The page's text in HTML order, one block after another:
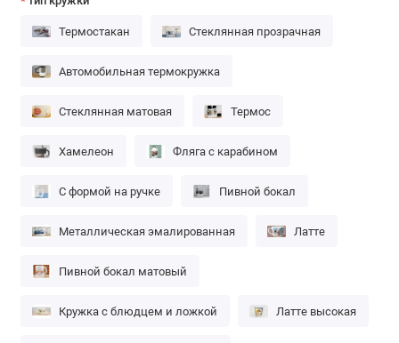
Термостакан Стеклянная прозрачная
Автомобильная термокружка
Стеклянная матовая Термос
Хамелеон Фляга с карабином
С формой на ручке Пивной бокал
Металлическая эмалированная Латте
Пивной бокал матовый
Кружка с блюдцем и ложкой Латте высокая